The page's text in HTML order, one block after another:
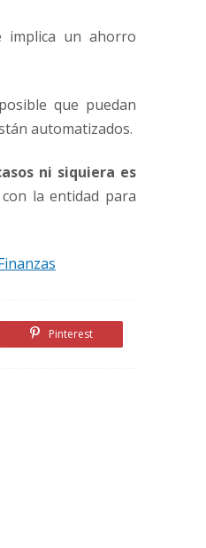
implica un ahorro
que puedan
automatizados.
ni siquiera es
la entidad para
Pinterest